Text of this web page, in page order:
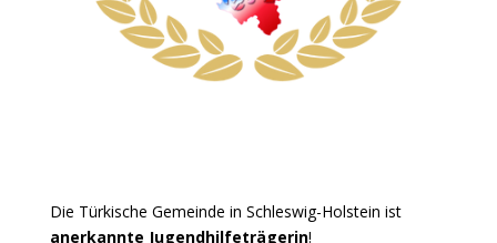
Die Türkische Gemeinde in Schleswig-Holstein ist
anerkannte Jugendhilfeträgerin!